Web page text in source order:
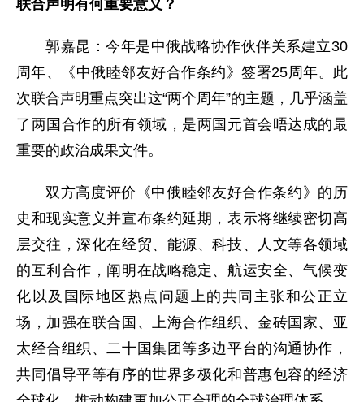
联合声明有何重要意义？
郭嘉昆：今年是中俄战略协作伙伴关系建立30
周年、《中俄睦邻友好合作条约》签署25周年。此
次联合声明重点突出这“两个周年”的主题，几乎涵盖
了两国合作的所有领域，是两国元首会晤达成的最
重要的政治成果文件。
双方高度评价《中俄睦邻友好合作条约》的历
史和现实意义并宣布条约延期，表示将继续密切高
层交往，深化在经贸、能源、科技、人文等各领域
的互利合作，阐明在战略稳定、航运安全、气候变
化以及国际地区热点问题上的共同主张和公正立
场，加强在联合国、上海合作组织、金砖国家、亚
太经合组织、二十国集团等多边平台的沟通协作，
共同倡导平等有序的世界多极化和普惠包容的经济